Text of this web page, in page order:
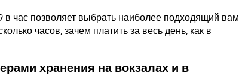
час позволяет выбрать наиболее подходящий вам
часов, зачем платить за весь день, как в
хранения на вокзалах и в